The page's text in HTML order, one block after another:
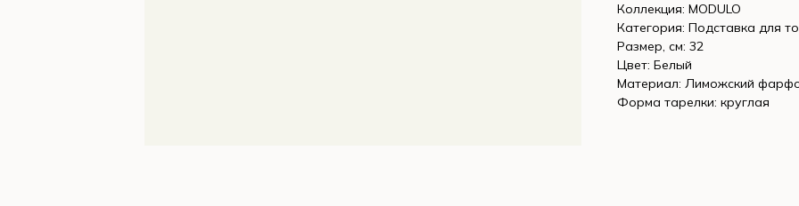
Коллекция: MODULO
Категория: Подставка для
Размер, см: 32
Цвет: Белый
Материал: Лиможский
Форма тарелки: круглая